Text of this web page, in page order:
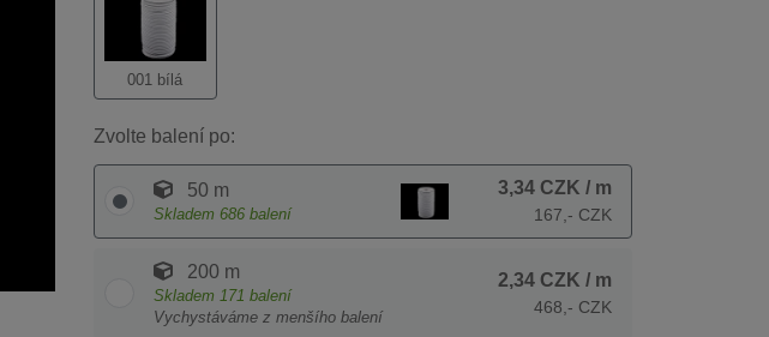
001 bílá
Zvolte balení po:
50 m
Skladem 686 balení
3,34 CZK / m
167,- CZK
200 m
Skladem 171 balení
Vychystáváme z menšího balení
2,34 CZK / m
468,- CZK